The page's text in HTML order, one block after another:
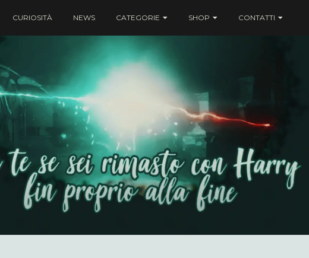
CURIOSITÀ NEWS CATEGORIE SHOP CONTATTI
rimasto con Harry fin